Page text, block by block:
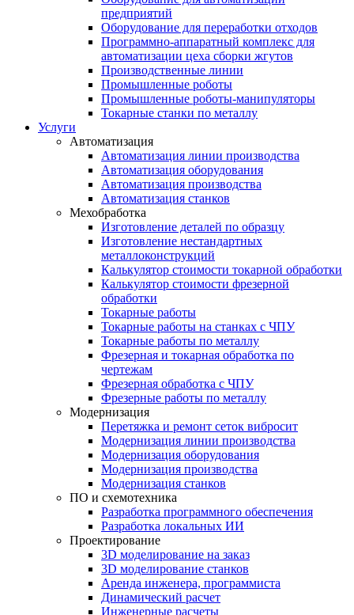
предприятий
Оборудование для переработки отходов
Программно-аппаратный комплекс для
автоматизации цеха сборки жгутов
Производственные линии
Промышленные роботы
Промышленные роботы-манипуляторы
Токарные станки по металлу
Услуги
Автоматизация
Автоматизация линии производства
Автоматизация оборудования
Автоматизация производства
Автоматизация станков
Мехобработка
Изготовление деталей по образцу
Изготовление нестандартных
металлоконструкций
Калькулятор стоимости токарной обработки
Калькулятор стоимости фрезерной
обработки
Токарные работы
Токарные работы на станках с ЧПУ
Токарные работы по металлу
Фрезерная и токарная обработка по
чертежам
Фрезерная обработка с ЧПУ
Фрезерные работы по металлу
Модернизация
Перетяжка и ремонт сеток вибросит
Модернизация линии производства
Модернизация оборудования
Модернизация производства
Модернизация станков
ПО и схемотехника
Разработка программного обеспечения
Разработка локальных ИИ
Проектирование
3D моделирование на заказ
3D моделирование станков
Аренда инженера, программиста
Динамический расчет
Инженерные расчеты